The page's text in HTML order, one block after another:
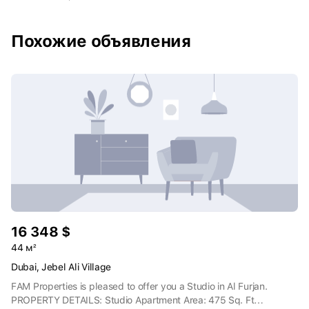
Похожие объявления
16 348 $
44 м²
Dubai, Jebel Ali Village
FAM Properties is pleased to offer you a Studio in Al Furjan.
PROPERTY DETAILS: Studio Apartment Area: 475 Sq. Ft